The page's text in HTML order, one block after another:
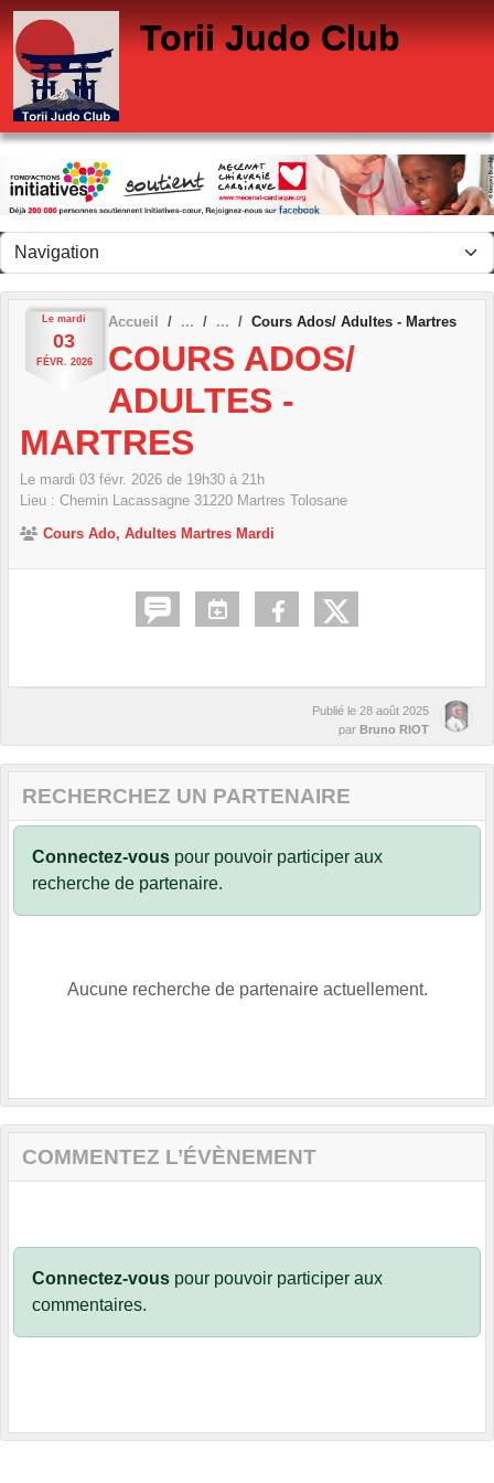
Torii Judo Club
Le mardi
03
FÉVR. 2026
Accueil Cours Ados/ Adultes - Martres
COURS ADOS/
ADULTES -
MARTRES
Le mardi 03 févr. 2026 de 19h30 à 21h
Lieu : Chemin Lacassagne 31220 Martres Tolosane
Cours Ado, Adultes Martres Mardi
Publié le 28 août 2025
par Bruno RIOT
RECHERCHEZ UN PARTENAIRE
Connectez-vous pour pouvoir participer aux
recherche de partenaire.
Aucune recherche de partenaire actuellement.
COMMENTEZ L’ÉVÈNEMENT
Connectez-vous pour pouvoir participer aux
commentaires.
Panneau de gestion des cookies